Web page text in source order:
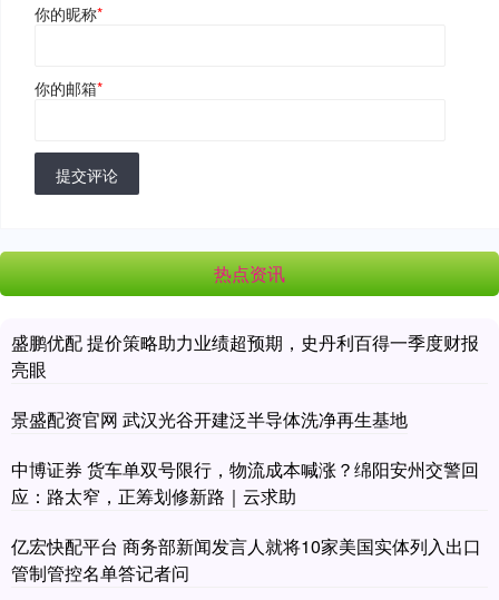
你的昵称*
你的邮箱*
提交评论
热点资讯
盛鹏优配 提价策略助力业绩超预期，史丹利百得一季度财报
亮眼
景盛配资官网 武汉光谷开建泛半导体洗净再生基地
中博证券 货车单双号限行，物流成本喊涨？绵阳安州交警回
应：路太窄，正筹划修新路｜云求助
亿宏快配平台 商务部新闻发言人就将10家美国实体列入出口
管制管控名单答记者问